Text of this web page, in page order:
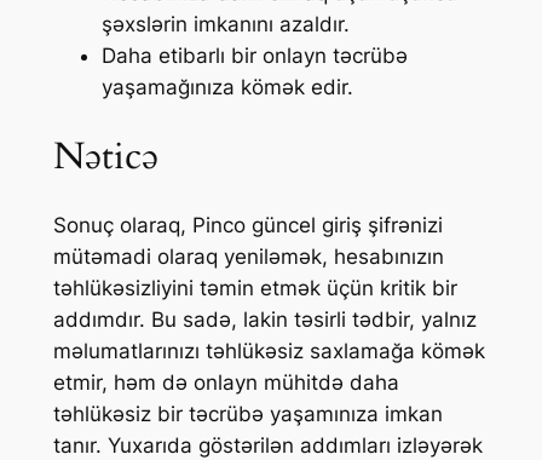
şəxslərin imkanını azaldır.
Daha etibarlı bir onlayn təcrübə
yaşamağınıza kömək edir.
Nəticə
Sonuç olaraq, Pinco güncel giriş şifrənizi
mütəmadi olaraq yeniləmək, hesabınızın
təhlükəsizliyini təmin etmək üçün kritik bir
addımdır. Bu sadə, lakin təsirli tədbir, yalnız
məlumatlarınızı təhlükəsiz saxlamağa kömək
etmir, həm də onlayn mühitdə daha
təhlükəsiz bir təcrübə yaşamınıza imkan
tanır. Yuxarıda göstərilən addımları izləyərək